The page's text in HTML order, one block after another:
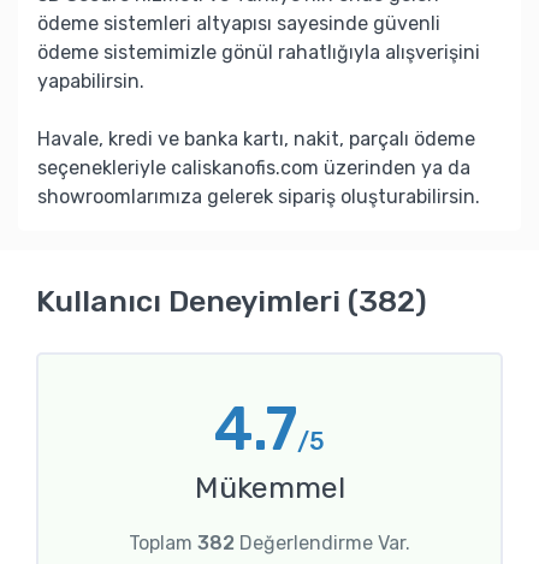
ödeme sistemleri altyapısı sayesinde güvenli
ödeme sistemimizle gönül rahatlığıyla alışverişini
yapabilirsin.
Havale, kredi ve banka kartı, nakit, parçalı ödeme
seçenekleriyle caliskanofis.com üzerinden ya da
showroomlarımıza gelerek sipariş oluşturabilirsin.
Kullanıcı Deneyimleri (382)
4.7/5
Mükemmel
Toplam 382 Değerlendirme Var.